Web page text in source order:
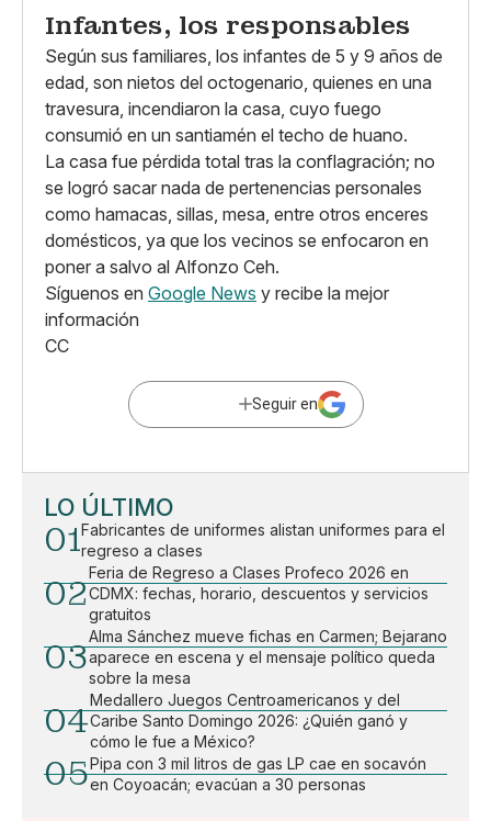
Infantes, los responsables
Según sus familiares, los infantes de 5 y 9 años de
edad, son nietos del octogenario, quienes en una
travesura, incendiaron la casa, cuyo fuego
consumió en un santiamén el techo de huano.
La casa fue pérdida total tras la conflagración; no
se logró sacar nada de pertenencias personales
como hamacas, sillas, mesa, entre otros enceres
domésticos, ya que los vecinos se enfocaron en
poner a salvo al Alfonzo Ceh.
Síguenos en Google News y recibe la mejor
información
CC
Seguir en
LO ÚLTIMO
01Fabricantes de uniformes alistan uniformes para el
regreso a clases
02
Feria de Regreso a Clases Profeco 2026 en
CDMX: fechas, horario, descuentos y servicios
gratuitos
03
Alma Sánchez mueve fichas en Carmen; Bejarano
aparece en escena y el mensaje político queda
sobre la mesa
04
Medallero Juegos Centroamericanos y del
Caribe Santo Domingo 2026: ¿Quién ganó y
cómo le fue a México?
05Pipa con 3 mil litros de gas LP cae en socavón
en Coyoacán; evacúan a 30 personas